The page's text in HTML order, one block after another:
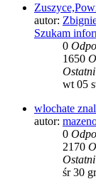
autor:
Szukam
0
1650
wt 05
wlochate
autor:
0
2170
śr 30